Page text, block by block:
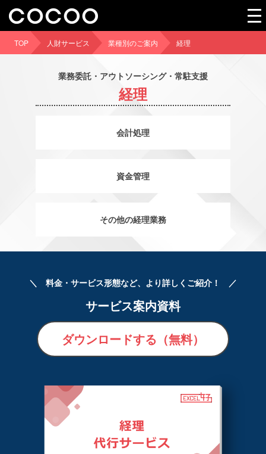
TOP 人財サービス 業種別のご案内 経理
業務委託・アウトソーシング・常駐支援
経理
会計処理
資金管理
その他の経理業務
＼ 料金・サービス形態など、より詳しくご紹介！ ／
サービス案内資料
ダウンロードする（無料）